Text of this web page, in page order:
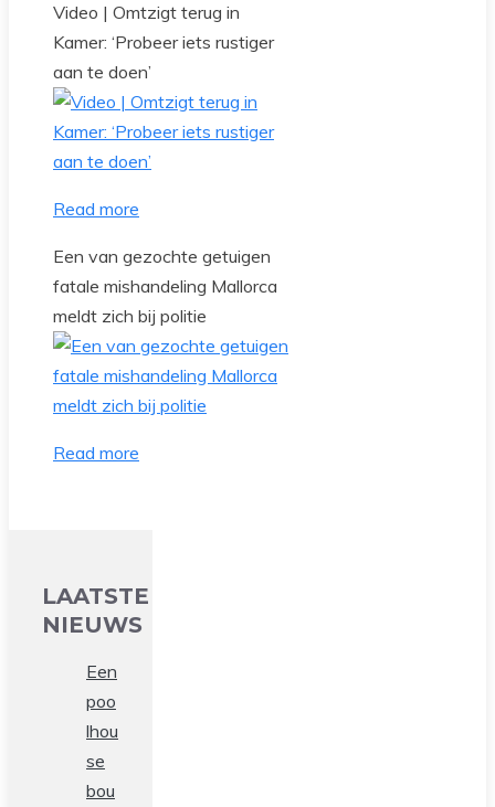
Video | Omtzigt terug in
Kamer: ‘Probeer iets rustiger
aan te doen’
Read more
Een van gezochte getuigen
fatale mishandeling Mallorca
meldt zich bij politie
Read more
LAATSTE
NIEUWS
Een
poo
lhou
se
bou